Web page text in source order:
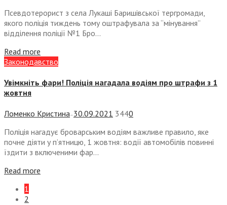
Псевдотерорист з села Лукаші Баришівської тергромади,
якого поліція тиждень тому оштрафувала за “мінування”
відділення поліції №1 Бро...
Read more
Законодавство
Увімкніть фари! Поліція нагадала водіям про штрафи з 1
жовтня
Ломенко Кристина— 30.09.2021 3440
Поліція нагадує броварським водіям важливе правило, яке
почне діяти у п’ятницю, 1 жовтня: водії автомобілів повинні
їздити з включеними фар...
Read more
1
2